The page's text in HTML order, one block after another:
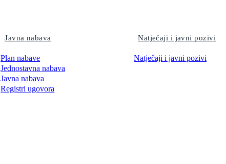
Javna nabava
Plan nabave
Jednostavna nabava
Javna nabava
Registri ugovora
Natječaji i javni pozivi
Natječaji i javni pozivi